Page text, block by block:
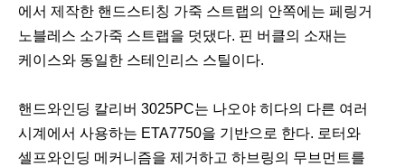
에서 제작한 핸드스티칭 가죽 스트랩의 안쪽에는 페링거
노블레스 소가죽 스트랩을 덧댔다. 핀 버클의 소재는
케이스와 동일한 스테인리스 스틸이다.
핸드와인딩 칼리버 3025PC는 나오야 히다의 다른 여러
시계에서 사용하는 ETA7750을 기반으로 한다. 로터와
셀프와인딩 메커니즘을 제거하고 하브링의 무브먼트를